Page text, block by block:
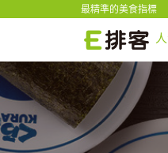
最精準的美食指標